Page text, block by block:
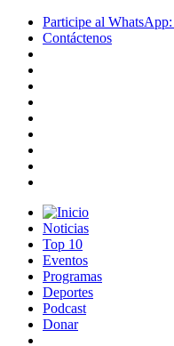
Participe al
Contáctenos
Noticias
Top 10
Eventos
Programas
Deportes
Podcast
Donar